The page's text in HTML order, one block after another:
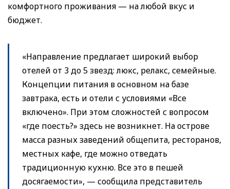
комфортного проживания — на любой вкус и
бюджет.
«Направление предлагает широкий выбор
отелей от 3 до 5 звезд: люкс, релакс, семейные.
Концепции питания в основном на базе
завтрака, есть и отели с условиями «Все
включено». При этом сложностей с вопросом
«где поесть?» здесь не возникнет. На острове
масса разных заведений общепита, ресторанов,
местных кафе, где можно отведать
традиционную кухню. Все это в пешей
досягаемости», — сообщила представитель